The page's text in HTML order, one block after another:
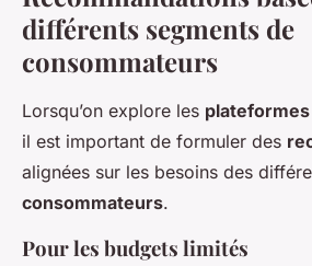
différents segments de
consommateurs
Lorsqu’on explore les
il est important de formuler des
alignées sur les besoins des
consommateurs.
Pour les budgets limités